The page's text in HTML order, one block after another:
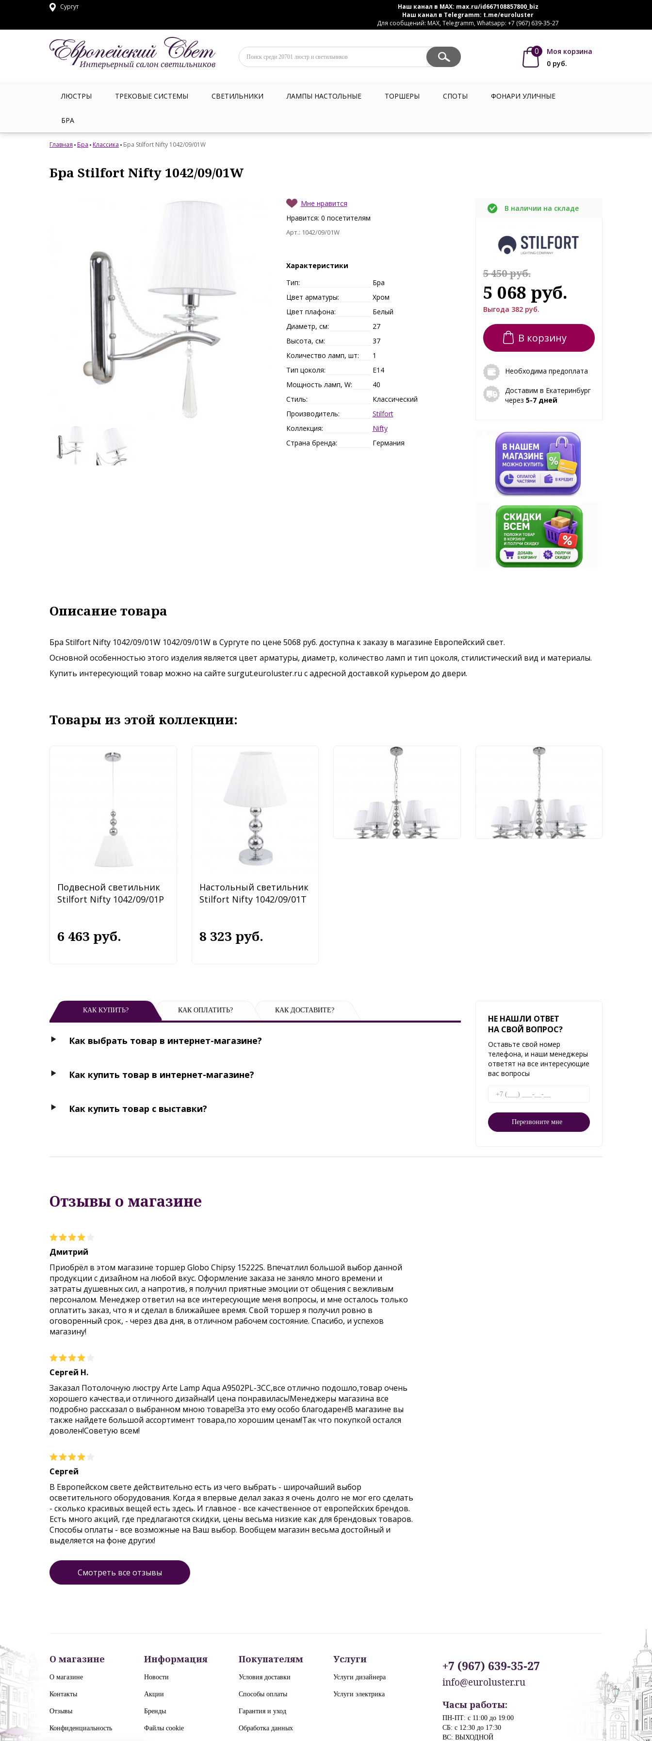
Сургут Наш канал в MAX: max.ru/id667108857800_biz
Наш канал в Telegramm: t.me/euroluster
Для сообщений: MAX, Telegramm, Whatsapp: +7 (967) 639-35-27
0
Моя корзина
0 руб.
ЛЮСТРЫ ТРЕКОВЫЕ СИСТЕМЫ СВЕТИЛЬНИКИ ЛАМПЫ НАСТОЛЬНЫЕ ТОРШЕРЫ СПОТЫ ФОНАРИ УЛИЧНЫЕ
БРА
Главная Бра Классика Бра Stilfort Nifty 1042/09/01W
Бра Stilfort Nifty 1042/09/01W
Мне нравится
Нравится: 0 посетителям
Арт.: 1042/09/01W
Характеристики
Тип:
Бра
Цвет арматуры:
Хром
Цвет плафона:
Белый
Диаметр, см:
27
Высота, см:
37
Количество ламп, шт:
1
Тип цоколя:
E14
Мощность ламп, W:
40
Стиль:
Классический
Производитель:
Stilfort
Коллекция:
Nifty
Страна бренда:
Германия
В наличии на складе
5 450 руб.
5 068 руб.
Выгода 382 руб.
В корзину
Необходима предоплата
Доставим в Екатеринбург
через 5-7 дней
Описание товара
Бра Stilfort Nifty 1042/09/01W 1042/09/01W в Сургуте по цене 5068 руб. доступна к заказу в магазине Европейский свет.
Основной особенностью этого изделия является цвет арматуры, диаметр, количество ламп и тип цоколя, стилистический вид и материалы.
Купить интересующий товар можно на сайте surgut.euroluster.ru с адресной доставкой курьером до двери.
Товары из этой коллекции:
Подвесной светильник
Stilfort Nifty 1042/09/01P
6 463 руб.
Настольный светильник
Stilfort Nifty 1042/09/01T
8 323 руб.
Люстра Stilfort Nifty
30 178 руб.
Люстра Stilfort Nifty
37 153 руб.
КАК КУПИТЬ? КАК ОПЛАТИТЬ? КАК ДОСТАВИТЕ?
Как выбрать товар в интернет-магазине?
Как купить товар в интернет-магазине?
Как купить товар с выставки?
НЕ НАШЛИ ОТВЕТ
НА СВОЙ ВОПРОС?
Оставьте свой номер
телефона, и наши менеджеры
ответят на все интересующие
вас вопросы
Отзывы о магазине
Дмитрий
Приобрёл в этом магазине торшер Globo Chipsy 15222S. Впечатлил большой выбор данной
продукции с дизайном на любой вкус. Оформление заказа не заняло много времени и
затраты душевных сил, а напротив, я получил приятные эмоции от общения с вежливым
персоналом. Менеджер ответил на все интересующие меня вопросы, и мне осталось только
оплатить заказ, что я и сделал в ближайшее время. Свой торшер я получил ровно в
оговоренный срок, - через два дня, в отличном рабочем состояние. Спасибо, и успехов
магазину!
Сергей Н.
Заказал Потолочную люстру Arte Lamp Aqua A9502PL-3CC,все отлично подошло,товар очень
хорошего качества,и отличного дизайна!И цена понравилась!Менеджеры магазина все
подробно рассказал о выбранном мною товаре!За это ему особо благодарен!В магазине вы
также найдете большой ассортимент товара,по хорошим ценам!Так что покупкой остался
доволен!Советую всем!
Сергей
В Европейском свете действительно есть из чего выбрать - широчайший выбор
осветительного оборудования. Когда я впервые делал заказ я очень долго не мог его сделать
- сколько красивых вещей есть здесь. И главное - все качественное от европейских брендов.
Есть много акций, где предлагаются скидки, цены весьма низкие как для брендовых товаров.
Способы оплаты - все возможные на Ваш выбор. Вообщем магазин весьма достойный и
выделяется на фоне других!
Смотреть все отзывы
О магазине
О магазине
Контакты
Отзывы
Конфиденциальность
Информация
Новости
Акции
Бренды
Файлы cookie
Покупателям
Условия доставки
Способы оплаты
Гарантия и уход
Обработка данных
Услуги
Услуги дизайнера
Услуги электрика
+7 (967) 639-35-27
info@euroluster.ru
Часы работы:
ПН-ПТ: с 11:00 до 19:00
СБ: с 12:30 до 17:30
ВС: ВЫХОДНОЙ